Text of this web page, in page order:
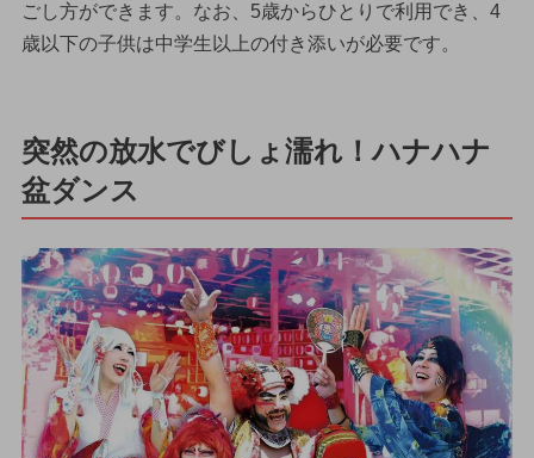
ごし方ができます。なお、5歳からひとりで利用でき、4
歳以下の子供は中学生以上の付き添いが必要です。
突然の放水でびしょ濡れ！ハナハナ
盆ダンス